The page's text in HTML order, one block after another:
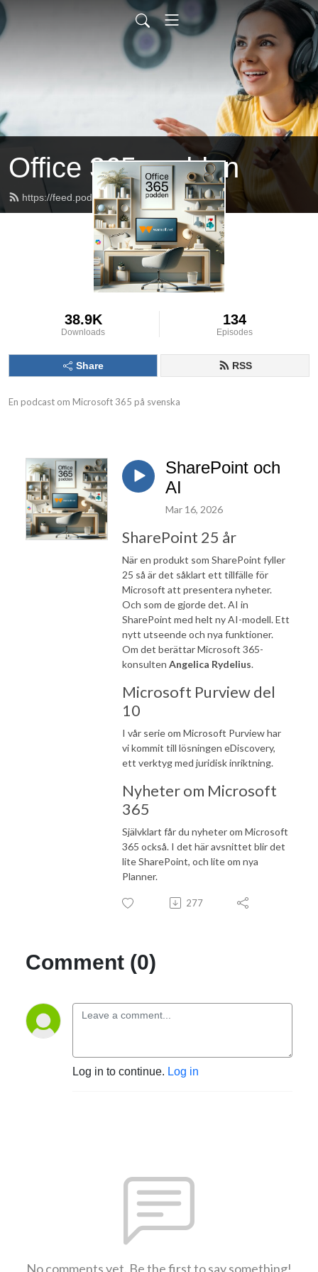
Office 365-podden
https://feed.podbean.com/warnolf/feed.xml
38.9K
Downloads
134
Episodes
Share RSS
En podcast om Microsoft 365 på svenska
SharePoint och
AI
Mar 16, 2026
SharePoint 25 år
När en produkt som SharePoint fyller
25 så är det såklart ett tillfälle för
Microsoft att presentera nyheter.
Och som de gjorde det. AI in
SharePoint med helt ny AI-modell. Ett
nytt utseende och nya funktioner.
Om det berättar Microsoft 365-
konsulten Angelica Rydelius.
Microsoft Purview del
10
I vår serie om Microsoft Purview har
vi kommit till lösningen eDiscovery,
ett verktyg med juridisk inriktning.
Nyheter om Microsoft
365
Självklart får du nyheter om Microsoft
365 också. I det här avsnittet blir det
lite SharePoint, och lite om nya
Planner.
277
Comment (0)
Log in to continue. Log in
No comments yet. Be the first to say something!